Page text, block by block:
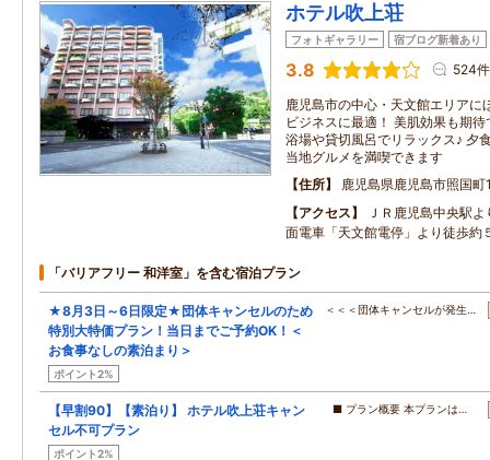
ホテル吹上荘
フォトギャラリー 宿ブログ新着あり
3.8 524件
鹿児島市の中心・天文館エリアに
ビジネスに最適！ 美肌効果も期
浴場や貸切風呂でリラックス♪ 夕
当地グルメを満喫できます
住所
鹿児島県鹿児島市照国
アクセス
ＪＲ鹿児島中央駅
面電車「天文館電停」より徒歩約
「バリアフリー 和洋室」を含む宿泊プラン
★8月3日～6日限定★団体キャンセルのため
特別大特価プラン！当日までご予約OK！＜
お食事なしの素泊まり＞
ポイント2%
＜＜＜団体キャンセルが発生…
【早割90】【素泊り】 ホテル吹上荘キャン
セル不可プラン
ポイント2%
■ プラン概要 本プランは…